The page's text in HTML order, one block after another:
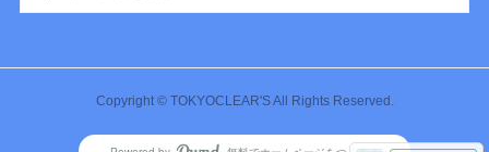
Copyright © TOKYOCLEAR'S All Rights Reserved.